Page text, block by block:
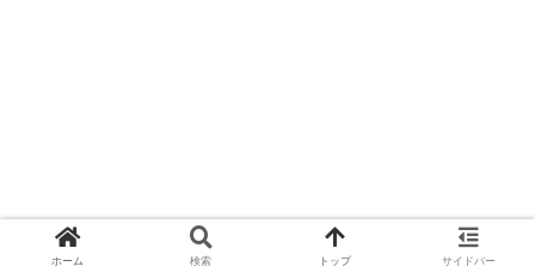
ホーム 検索 トップ サイドバー